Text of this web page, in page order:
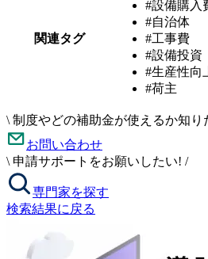
関連タグ
#設備購入
#自治体
#工事費
#設備投資
#生産性向
#荷主
\ 制度やどの補助金が使えるか知り
お問い合わせ
\ 申請サポートをお願いしたい! /
専門家を探す
検索結果に戻る